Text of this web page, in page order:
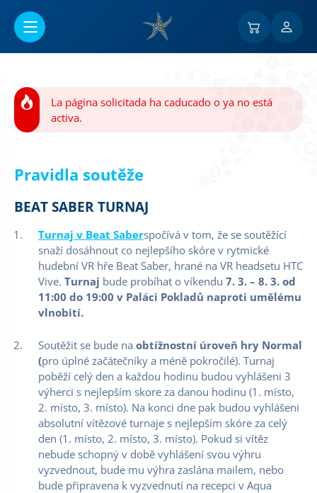
La página solicitada ha caducado o ya no está
activa.
Pravidla soutěže
BEAT SABER TURNAJ
Turnaj v Beat Saberspočívá v tom, že se soutěžící
snaží dosáhnout co nejlepšího skóre v rytmické
hudební VR hře Beat Saber, hrané na VR headsetu HTC
Vive. Turnaj bude probíhat o víkendu 7. 3. – 8. 3. od
11:00 do 19:00 v Paláci Pokladů naproti umělému
vlnobití.
Soutěžit se bude na obtížnostní úroveň hry Normal
(pro úplné začátečníky a méně pokročilé). Turnaj
poběží celý den a každou hodinu budou vyhlášeni 3
výherci s nejlepším skore za danou hodinu (1. místo,
2. místo, 3. místo). Na konci dne pak budou vyhlášeni
absolutní vítězové turnaje s nejlepším skóre za celý
den (1. místo, 2. místo, 3. místo). Pokud si vítěz
nebude schopný v době vyhlášení svou výhru
vyzvednout, bude mu výhra zaslána mailem, nebo
bude připravena k vyzvednutí na recepci v Aqua